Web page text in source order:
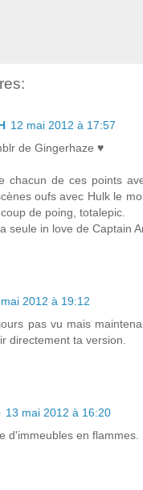
12 mai 2012 à 17:57
de Gingerhaze ♥
chacun de ces points
oufs avec Hulk le
de poing, totalepic.
seule in love de Captain
2012 à 19:12
pas vu mais
directement ta version.
13 mai 2012 à 16:20
d'immeubles en flammes.